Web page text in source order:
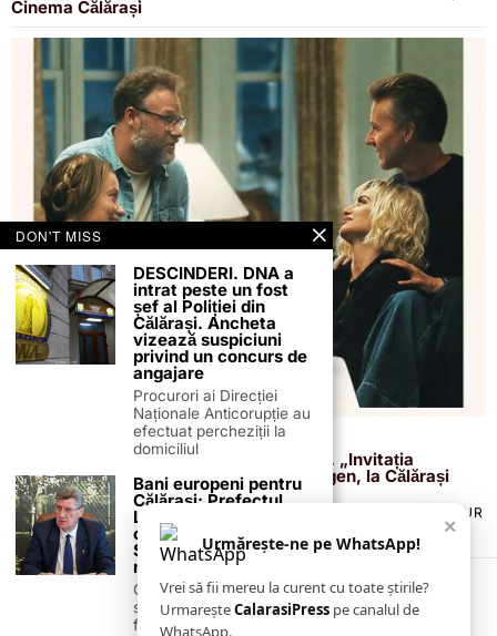
Cinema Călărași
O cină între vecini scapă de sub control. „Invitația
vecinilor”, cu Penélope Cruz și Seth Rogen, la Călărași
TERMENI ȘI CONDIȚII
POLITICA DE ANULARE & RETUR
PUBLICITATE ONLINE & TIPĂRITĂ
CONTACT
ZIARUL ANUNȚUL CĂLĂRĂȘEAN
×
Urmărește-ne pe WhatsApp!
Vrei să fii mereu la curent cu toate știrile?
UrmareșteCalarasiPress pe canalul de
WhatsApp.
DON'T MISS
DESCINDERI. DNA a
intrat peste un fost
șef al Poliției din
Călărași. Ancheta
vizează suspiciuni
privind un concurs de
angajare
Procurori ai Direcției
Naționale Anticorupție au
efectuat percheziții la
domiciliul
Bani europeni pentru
Călărași: Prefectul
Laurențiu State anunță
colaborarea cu ADR
Sud-Muntenia pentru
noi finanțări
Călărașul se pregătește
să intre pe harta
finanțărilor europene, cu